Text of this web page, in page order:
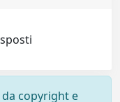
copyright e